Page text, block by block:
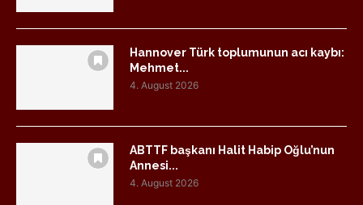
Hannover Türk toplumunun acı kaybı:
Mehmet...
4. August 2026
ABTTF başkanı Halit Habip Oğlu’nun
Annesi...
4. August 2026